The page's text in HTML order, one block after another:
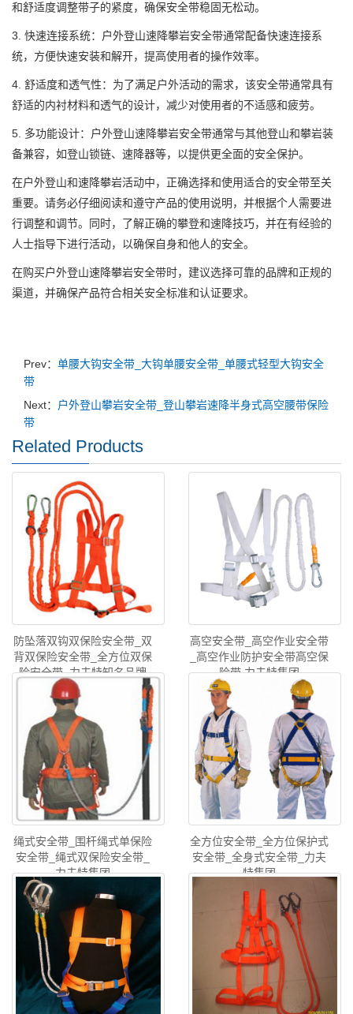
和舒适度调整带子的紧度，确保安全带稳固无松动。
3. 快速连接系统：户外登山速降攀岩安全带通常配备快速连接系
统，方便快速安装和解开，提高使用者的操作效率。
4. 舒适度和透气性：为了满足户外活动的需求，该安全带通常具有
舒适的内衬材料和透气的设计，减少对使用者的不适感和疲劳。
5. 多功能设计：户外登山速降攀岩安全带通常与其他登山和攀岩装
备兼容，如登山锁链、速降器等，以提供更全面的安全保护。
在户外登山和速降攀岩活动中，正确选择和使用适合的安全带至关
重要。请务必仔细阅读和遵守产品的使用说明，并根据个人需要进
行调整和调节。同时，了解正确的攀登和速降技巧，并在有经验的
人士指导下进行活动，以确保自身和他人的安全。
在购买户外登山速降攀岩安全带时，建议选择可靠的品牌和正规的
渠道，并确保产品符合相关安全标准和认证要求。
Prev： 单腰大钩安全带_大钩单腰安全带_单腰式轻型大钩安全
带
Next： 户外登山攀岩安全带_登山攀岩速降半身式高空腰带保险
带
Related Products
防坠落双钩双保险安全带_双
背双保险安全带_全方位双保
险安全带_力夫特知名品牌
高空安全带_高空作业安全带
_高空作业防护安全带高空保
险带 力夫特集团
绳式安全带_围杆绳式单保险
安全带_绳式双保险安全带_
力夫特集团
全方位安全带_全方位保护式
安全带_全身式安全带_力夫
特集团